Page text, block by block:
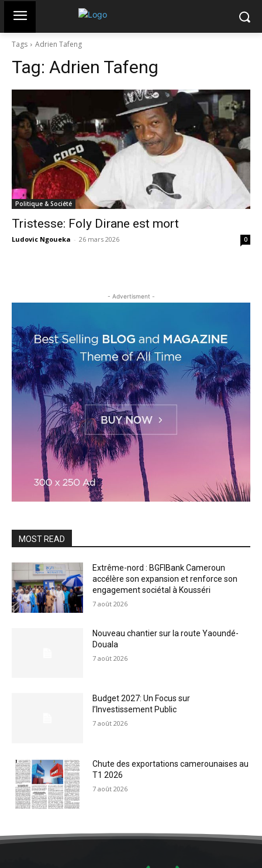
Tags Adrien Tafeng
Tag: Adrien Tafeng
Politique & Société
Tristesse: Foly Dirane est mort
Ludovic Ngoueka - 26 mars 2026 0
- Advertisment -
MOST READ
Extrême-nord : BGFIBank Cameroun
accélère son expansion et renforce son
engagement sociétal à Kousséri
7 août 2026
Nouveau chantier sur la route Yaoundé-
Douala
7 août 2026
Budget 2027: Un Focus sur
l’Investissement Public
7 août 2026
Chute des exportations camerounaises au
T1 2026
7 août 2026